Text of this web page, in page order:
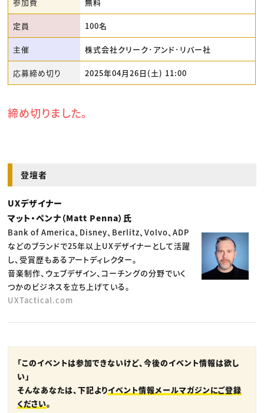
定員 100名
主催 株式会社クリーク･アンド･リバー社
応募締め切り 2025年04月26日(土) 11:00
締め切りました。
登壇者
UXデザイナー
マット・ペンナ（Matt Penna）氏
Bank of America、Disney、Berlitz、Volvo、ADP
などのブランドで25年以上UXデザイナーとして活躍
し、受賞歴もあるアートディレクター。
音楽制作、ウェブデザイン、コーチングの分野でいく
つかのビジネスを立ち上げている。
UXTactical.com
「このイベントは参加できないけど、今後のイベント情報は欲し
い」
そんなあなたは、下記よりイベント情報メールマガジンにご登録
ください。